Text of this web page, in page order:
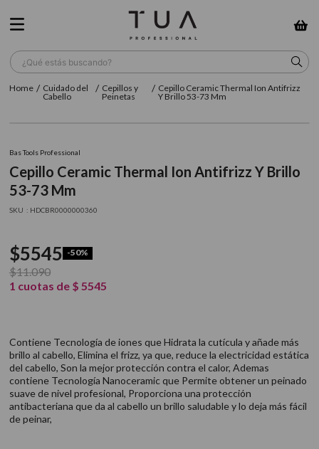
¿Qué estás buscando?
Cuidado del
Cabello
Cepillos y
Peinetas
Cepillo Ceramic Thermal Ion Antifrizz
Y Brillo 53-73 Mm
Bas Tools Professional
Cepillo Ceramic Thermal Ion Antifrizz Y Brillo
53-73 Mm
: HDCBR0000000360
$5545 -50%
$11.090
1 cuotas de $ 5545
Contiene Tecnología de iones que Hidrata la cutícula y añade más
brillo al cabello, Elimina el frizz, ya que, reduce la electricidad estática
del cabello, Son la mejor protección contra el calor, Ademas
contiene Tecnología Nanoceramic que Permite obtener un peinado
suave de nivel profesional, Proporciona una protección
antibacteriana que da al cabello un brillo saludable y lo deja más fácil
de peinar,
TÉRMINOS MÁS BUSCADOS
2. sow
3. farmavita
6. gama
7.
10 . protector térmico